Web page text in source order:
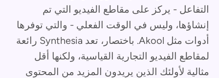
التفاعل - يركز على مقاطع الفيديو التي تم
إنشاؤها، وليس في الوقت الفعلي - والتي توفرها
أدوات مثل Akool. باختصار، تعد Synthesia رائعة
لمقاطع الفيديو التجارية القياسية، ولكنها أقل
مثالية لأولئك الذين يريدون المزيد من المحتوى